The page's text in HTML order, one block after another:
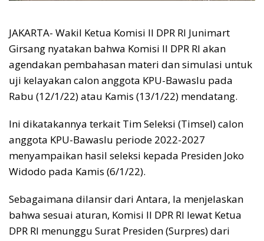
JAKARTA- Wakil Ketua Komisi II DPR RI Junimart
Girsang nyatakan bahwa Komisi II DPR RI akan
agendakan pembahasan materi dan simulasi untuk
uji kelayakan calon anggota KPU-Bawaslu pada
Rabu (12/1/22) atau Kamis (13/1/22) mendatang.
Ini dikatakannya terkait Tim Seleksi (Timsel) calon
anggota KPU-Bawaslu periode 2022-2027
menyampaikan hasil seleksi kepada Presiden Joko
Widodo pada Kamis (6/1/22).
Sebagaimana dilansir dari Antara, Ia menjelaskan
bahwa sesuai aturan, Komisi II DPR RI lewat Ketua
DPR RI menunggu Surat Presiden (Surpres) dari